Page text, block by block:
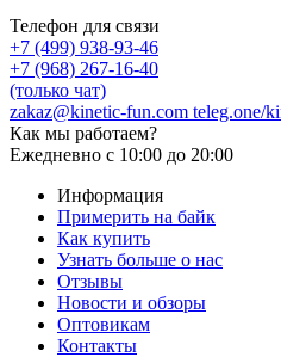
Телефон для связи
+7 (499) 938-93-46
+7 (968) 267-16-40
(только чат)
zakaz@kinetic-fun.com teleg.one/
Как мы работаем?
Ежедневно с 10:00 до 20:00
Информация
Примерить на байк
Как купить
Узнать больше о нас
Отзывы
Новости и обзоры
Оптовикам
Контакты